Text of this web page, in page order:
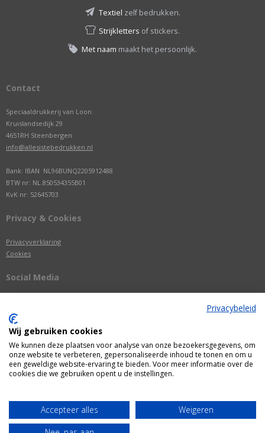
Textiel zelf bedrukken.
Strijkletters of stickers.
Met naam maakt het persoonlijk.
Contact
Speciaaldrukkerij van Loon
Kruislandsedijk 29
4651RH Steenbergen
info@allesistebedrukken.nl
Bank: IBAN NL96BUNQ2205912488
BTW nr: NL.850534355B01
KvK nr: 52645703
Privacy & Cookies
Privacyverklaring
Cookies
Social Media
Webshop door
Privacybeleid
Wij gebruiken cookies
We kunnen deze plaatsen voor analyse van onze bezoekersgegevens, om
onze website te verbeteren, gepersonaliseerde inhoud te tonen en om u
een geweldige website-ervaring te bieden. Voor meer informatie over de
cookies die we gebruiken opent u de instellingen.
Accepteer alles
Weigeren